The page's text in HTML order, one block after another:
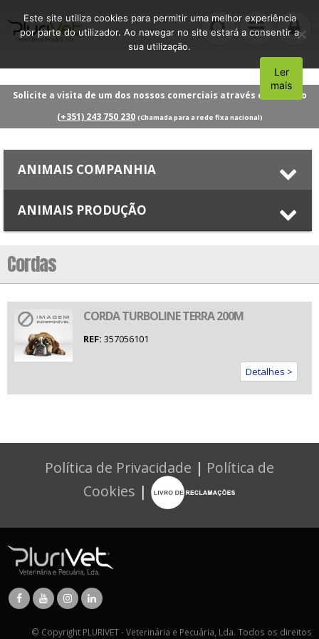
Solicite a visita de um dos nossos comerciais através do número
(+351) 243 750 230 (Chamada para a rede fixa nacional)
ANIMAIS COMPANHIA
ANIMAIS PRODUÇÃO
Cordas
CORDA TURBOLINE TERRA 200M
REF: 357056101
Detalhes >
Política de Privacidade | Política de
Cookies |
© Copyright PLURIVET - Veterinária e Pecuária, Lda. Todos os direitos
Este site utiliza cookies para permitir uma melhor experiência
por parte do utilizador. Ao navegar no site estará a consentir a
sua utilização.
Aceito
Ler
mais